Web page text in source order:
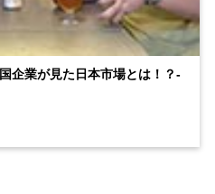
企業が見た日本市場とは！？‐